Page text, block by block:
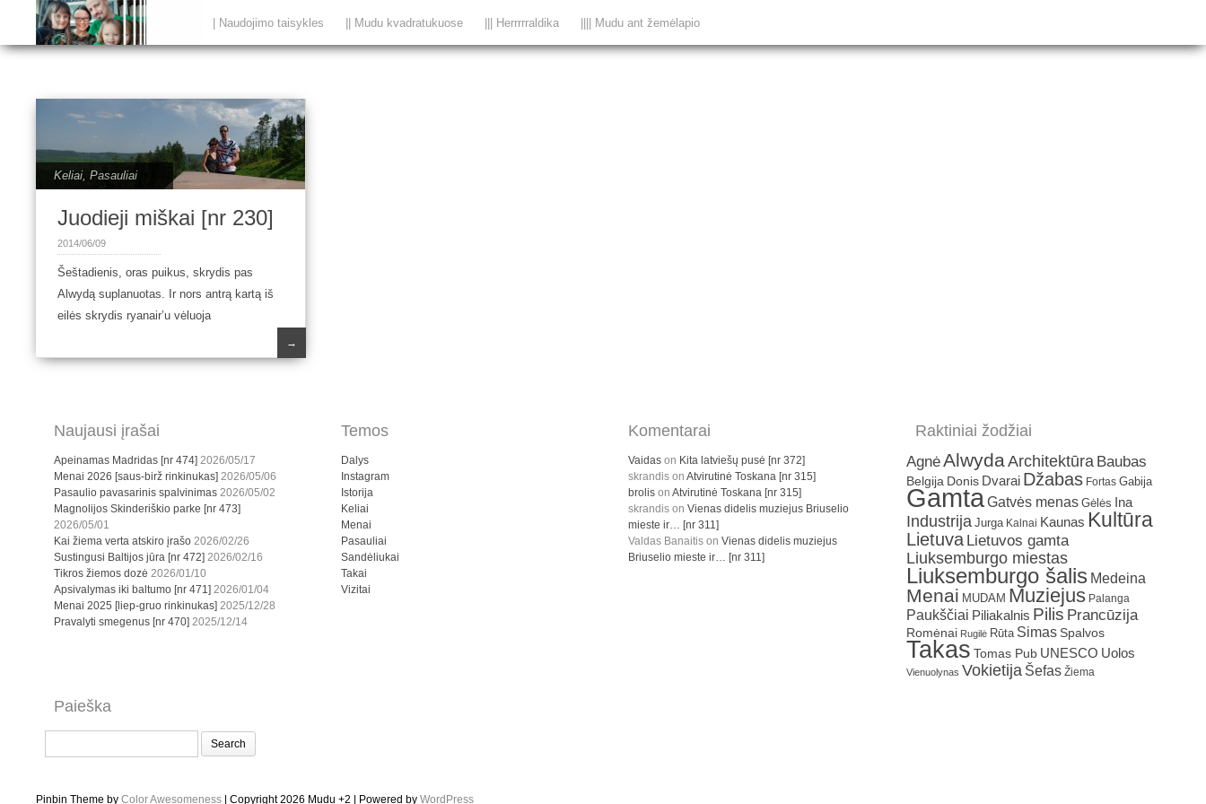
| Naudojimo taisykles || Mudu kvadratukuose ||| Herrrrraldika |||| Mudu ant žemėlapio
Keliai,Pasauliai
Juodieji miškai [nr 230]
2014/06/09
Šeštadienis, oras puikus, skrydis pas
Alwydą suplanuotas. Ir nors antrą kartą iš
eilės skrydis ryanair’u vėluoja
→
Naujausi įrašai
Apeinamas Madridas [nr 474] 2026/05/17
Menai 2026 [saus-birž rinkinukas] 2026/05/06
Pasaulio pavasarinis spalvinimas 2026/05/02
Magnolijos Skinderiškio parke [nr 473]
2026/05/01
Kai žiema verta atskiro įrašo 2026/02/26
Sustingusi Baltijos jūra [nr 472] 2026/02/16
Tikros žiemos dozė 2026/01/10
Apsivalymas iki baltumo [nr 471] 2026/01/04
Menai 2025 [liep-gruo rinkinukas] 2025/12/28
Pravalyti smegenus [nr 470] 2025/12/14
Temos
Dalys
Instagram
Istorija
Keliai
Menai
Pasauliai
Sandėliukai
Takai
Vizitai
Komentarai
Vaidas on Kita latviešų pusė [nr 372]
skrandis onAtvirutinė Toskana [nr 315]
brolis onAtvirutinė Toskana [nr 315]
skrandis onVienas didelis muziejus Briuselio
mieste ir… [nr 311]
Valdas Banaitis onVienas didelis muziejus
Briuselio mieste ir… [nr 311]
Raktiniai žodžiai
AgnėAlwydaArchitektūra Baubas
Belgija Donis Dvarai Džabas Fortas Gabija
GamtaGatvės menas Gėlės Ina
Industrija Jurga Kalnai Kaunas Kultūra
Lietuva Lietuvos gamta
Liuksemburgo miestas
Liuksemburgo šalis Medeina
Menai MUDAM Muziejus Palanga
Paukščiai Piliakalnis Pilis Prancūzija
Romėnai Rugilė Rūta Simas Spalvos
Takas Tomas Pub UNESCO Uolos
Vienuolynas Vokietija Šefas Žiema
Paieška
Search
Pinbin Theme byColor Awesomeness | Copyright 2026 Mudu +2 | Powered byWordPress